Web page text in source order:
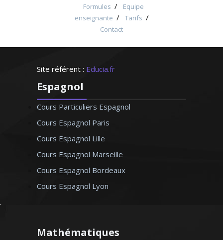
Formules /
Equipe
enseignante / Tarifs /
Contact
Site référent : Educia.fr
Espagnol
Cours Particuliers Espagnol
Cours Espagnol Paris
Cours Espagnol Lille
Cours Espagnol Marseille
Cours Espagnol Bordeaux
Cours Espagnol Lyon
Mathématiques